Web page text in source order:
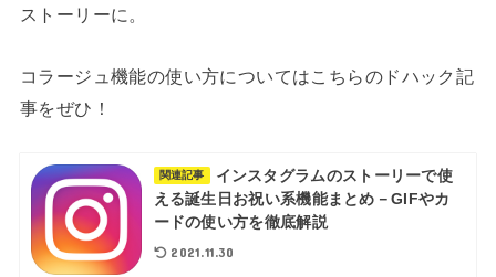
ストーリーに。
コラージュ機能の使い方についてはこちらのドハック記
事をぜひ！
関連記事
インスタグラムのストーリーで使
える誕生日お祝い系機能まとめ－GIFやカ
ードの使い方を徹底解説
2021.11.30